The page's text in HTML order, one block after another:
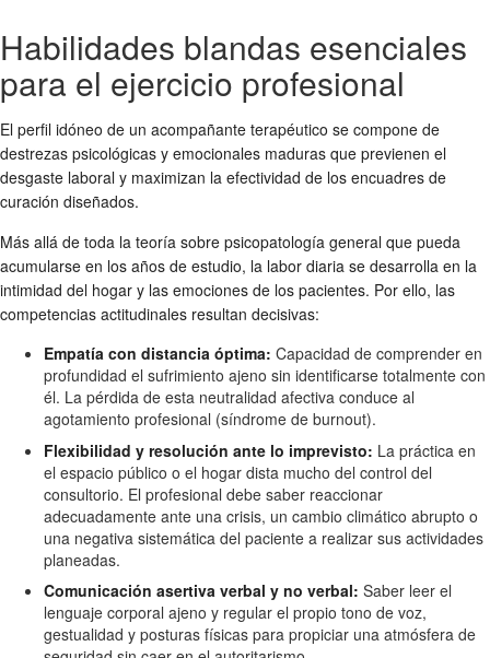
Habilidades blandas esenciales
para el ejercicio profesional
El perfil idóneo de un acompañante terapéutico se compone de
destrezas psicológicas y emocionales maduras que previenen el
desgaste laboral y maximizan la efectividad de los encuadres de
curación diseñados.
Más allá de toda la teoría sobre psicopatología general que pueda
acumularse en los años de estudio, la labor diaria se desarrolla en la
intimidad del hogar y las emociones de los pacientes. Por ello, las
competencias actitudinales resultan decisivas:
Empatía con distancia óptima: Capacidad de comprender en
profundidad el sufrimiento ajeno sin identificarse totalmente con
él. La pérdida de esta neutralidad afectiva conduce al
agotamiento profesional (síndrome de burnout).
Flexibilidad y resolución ante lo imprevisto: La práctica en
el espacio público o el hogar dista mucho del control del
consultorio. El profesional debe saber reaccionar
adecuadamente ante una crisis, un cambio climático abrupto o
una negativa sistemática del paciente a realizar sus actividades
planeadas.
Comunicación asertiva verbal y no verbal: Saber leer el
lenguaje corporal ajeno y regular el propio tono de voz,
gestualidad y posturas físicas para propiciar una atmósfera de